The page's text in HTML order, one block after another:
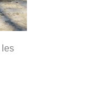
les